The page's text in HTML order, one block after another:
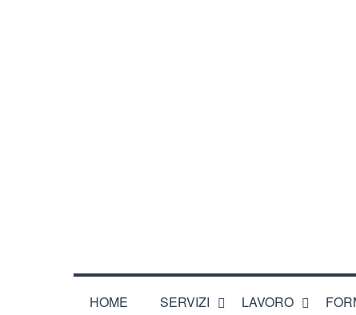
HOME SERVIZI LAVORO